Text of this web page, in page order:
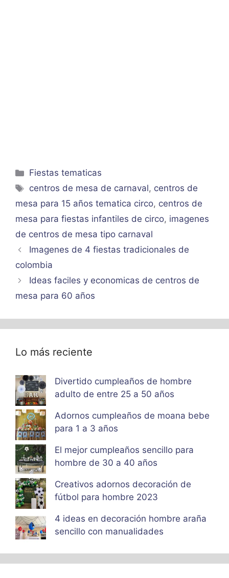
Categorías
Fiestas tematicas
Etiquetas
centros de mesa de carnaval, centros de
mesa para 15 años tematica circo, centros de
mesa para fiestas infantiles de circo, imagenes
de centros de mesa tipo carnaval
Imagenes de 4 fiestas tradicionales de
colombia
Ideas faciles y economicas de centros de
mesa para 60 años
Lo más reciente
Divertido cumpleaños de hombre
adulto de entre 25 a 50 años
Adornos cumpleaños de moana bebe
para 1 a 3 años
El mejor cumpleaños sencillo para
hombre de 30 a 40 años
Creativos adornos decoración de
fútbol para hombre 2023
4 ideas en decoración hombre araña
sencillo con manualidades